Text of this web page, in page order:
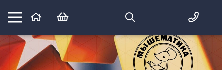
Математика вприпрыжку:
идеи и игры для детей и их родителей